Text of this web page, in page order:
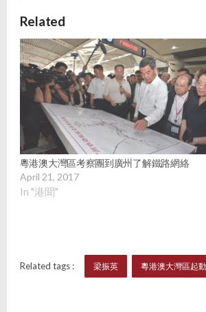
Related
粵港澳大灣區考察團到廣州了解鐵路網絡
April 21, 2017
In "港聞"
Related tags : 梁振英 粵港澳大灣區起動